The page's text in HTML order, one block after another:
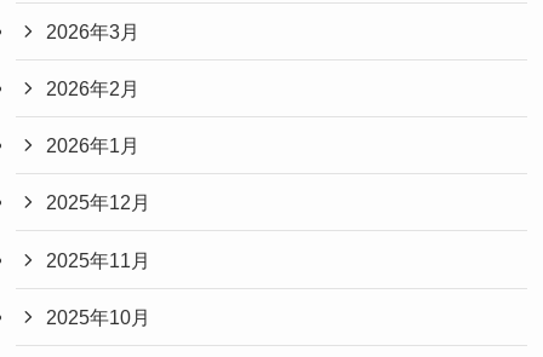
2026年3月
2026年2月
2026年1月
2025年12月
2025年11月
2025年10月